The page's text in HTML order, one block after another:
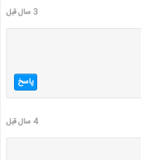
3 سال قبل
پاسخ
4 سال قبل